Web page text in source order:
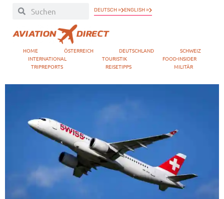
DEUTSCH » ENGLISH »
HOME ÖSTERREICH DEUTSCHLAND
SCHWEIZ
INTERNATIONAL
TOURISTIK
FOOD-INSIDER
TRIPREPORTS
REISETIPPS MILITÄR